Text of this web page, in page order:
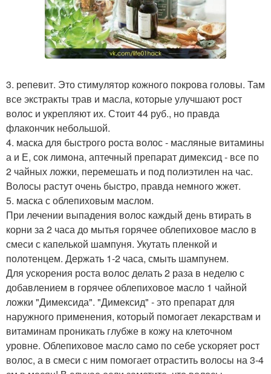
3. репевит. Это стимулятор кожного покрова головы. Там
все экстракты трав и масла, которые улучшают рост
волос и укрепляют их. Стоит 44 руб., но правда
флакончик небольшой.
4. маска для быстрого роста волос - масляные витамины
а и Е, сок лимона, аптечный препарат димексид - все по
2 чайных ложки, перемешать и под полиэтилен на час.
Волосы растут очень быстро, правда немного жжет.
5. маска с облепиховым маслом.
При лечении выпадения волос каждый день втирать в
корни за 2 часа до мытья горячее облепиховое масло в
смеси с капелькой шампуня. Укутать пленкой и
полотенцем. Держать 1-2 часа, смыть шампунем.
Для ускорения роста волос делать 2 раза в неделю с
добавлением в горячее облепиховое масло 1 чайной
ложки "Димексида". "Димексид" - это препарат для
наружного применения, который помогает лекарствам и
витаминам проникать глубже в кожу на клеточном
уровне. Облепиховое масло само по себе ускоряет рост
волос, а в смеси с ним помогает отрастить волосы на 3-4